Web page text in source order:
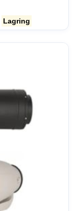
Lagring